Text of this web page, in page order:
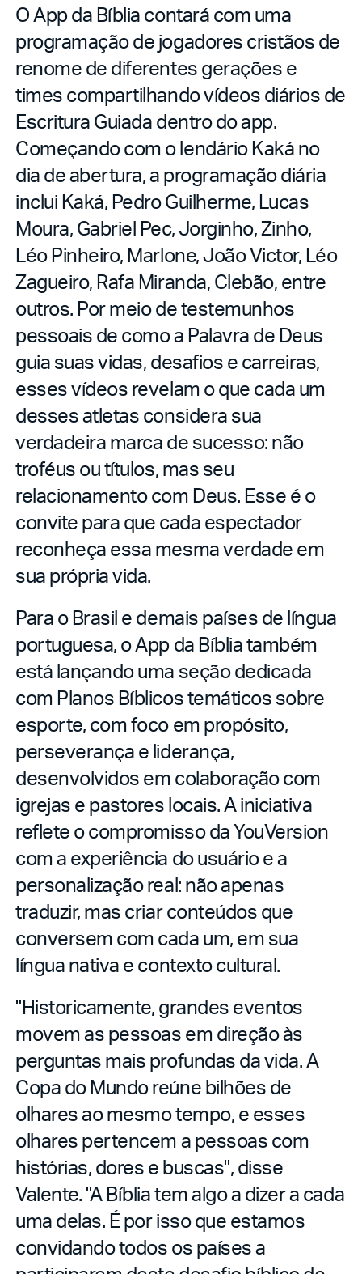
O App da Bíblia contará com uma
programação de jogadores cristãos de
renome de diferentes gerações e
times compartilhando vídeos diários de
Escritura Guiada dentro do app.
Começando com o lendário Kaká no
dia de abertura, a programação diária
inclui Kaká, Pedro Guilherme, Lucas
Moura, Gabriel Pec, Jorginho, Zinho,
Léo Pinheiro, Marlone, João Victor, Léo
Zagueiro, Rafa Miranda, Clebão, entre
outros. Por meio de testemunhos
pessoais de como a Palavra de Deus
guia suas vidas, desafios e carreiras,
esses vídeos revelam o que cada um
desses atletas considera sua
verdadeira marca de sucesso: não
troféus ou títulos, mas seu
relacionamento com Deus. Esse é o
convite para que cada espectador
reconheça essa mesma verdade em
sua própria vida.
Para o Brasil e demais países de língua
portuguesa, o App da Bíblia também
está lançando uma seção dedicada
com Planos Bíblicos temáticos sobre
esporte, com foco em propósito,
perseverança e liderança,
desenvolvidos em colaboração com
igrejas e pastores locais. A iniciativa
reflete o compromisso da YouVersion
com a experiência do usuário e a
personalização real: não apenas
traduzir, mas criar conteúdos que
conversem com cada um, em sua
língua nativa e contexto cultural.
"Historicamente, grandes eventos
movem as pessoas em direção às
perguntas mais profundas da vida. A
Copa do Mundo reúne bilhões de
olhares ao mesmo tempo, e esses
olhares pertencem a pessoas com
histórias, dores e buscas", disse
Valente. "A Bíblia tem algo a dizer a cada
uma delas. É por isso que estamos
convidando todos os países a